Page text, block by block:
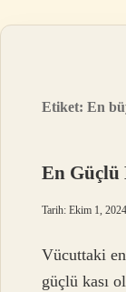
Etiket:En
En Güçlü
Tarih: Ekim 1, 2024
Vücuttaki
güçlü kası